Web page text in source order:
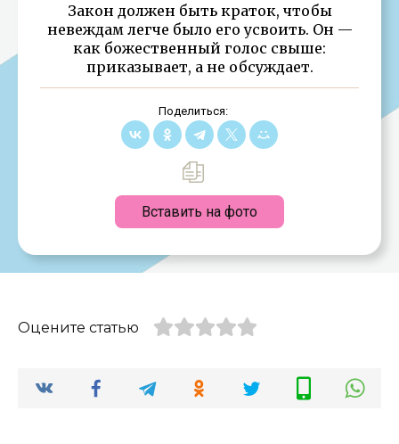
Закон должен быть краток, чтобы
невеждам легче было его усвоить. Он —
как божественный голос свыше:
приказывает, а не обсуждает.
Поделиться:
Вставить на фото
Оцените статью